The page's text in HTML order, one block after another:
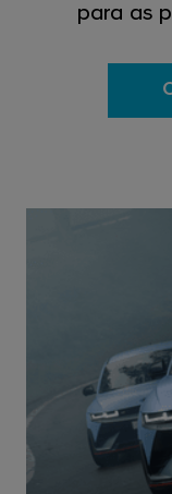
para as